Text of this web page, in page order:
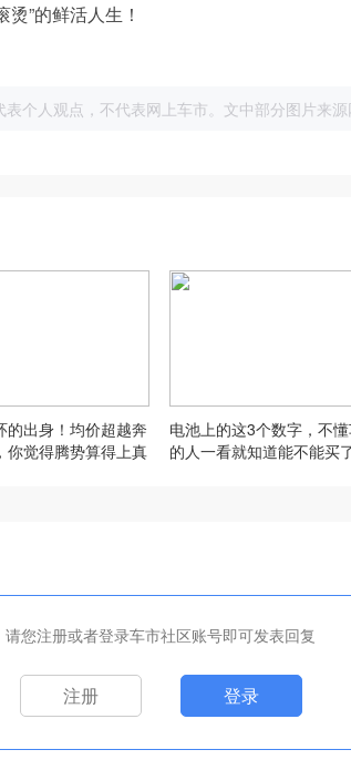
”的鲜活人生！
个人观点，不代表网上车市。文中部分图片来源
的出身！均价超越奔
你觉得腾势算得上真
电池上的这3个数字，不
的人一看就知道能不能买
请您注册或者登录车市社区账号即可发表回复
注册 登录